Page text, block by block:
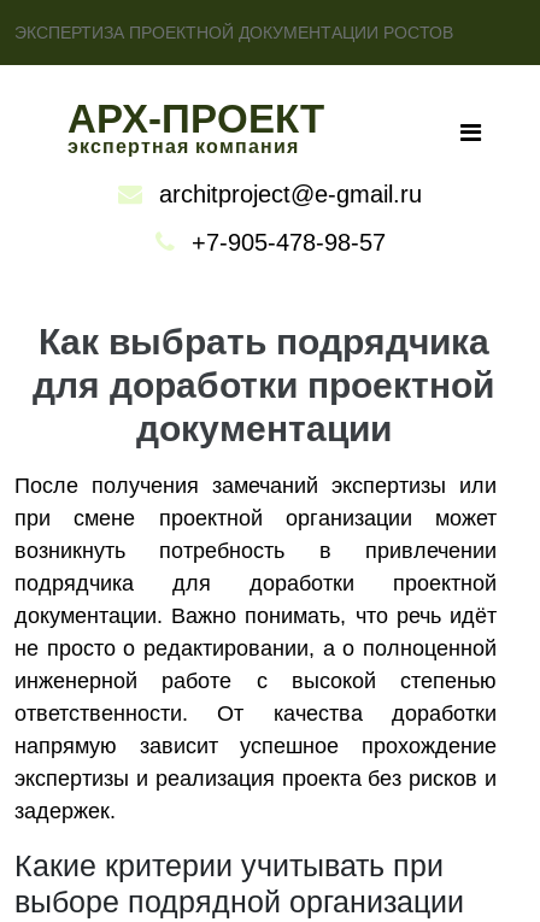
ЭКСПЕРТИЗА ПРОЕКТНОЙ ДОКУМЕНТАЦИИ РОСТОВ
АРХ-ПРОЕКТ
экспертная компания
architproject@e-gmail.ru
+7-905-478-98-57
Как выбрать подрядчика
для доработки проектной
документации
После получения замечаний экспертизы или
при смене проектной организации может
возникнуть потребность в привлечении
подрядчика для доработки проектной
документации. Важно понимать, что речь идёт
не просто о редактировании, а о полноценной
инженерной работе с высокой степенью
ответственности. От качества доработки
напрямую зависит успешное прохождение
экспертизы и реализация проекта без рисков и
задержек.
Какие критерии учитывать при
выборе подрядной организации